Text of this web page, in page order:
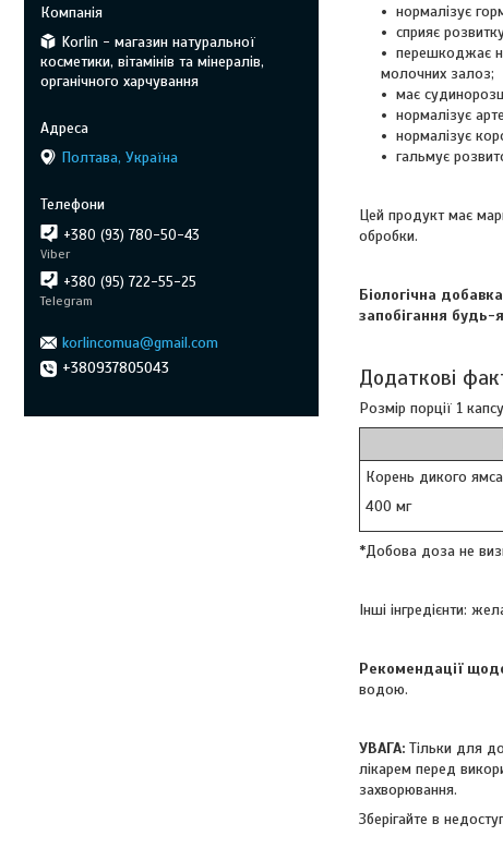
нормалізує
сприяє
перешкоджає
молочних залоз;
має
нормалізує
нормалізує
гальмує
Цей продукт має
обробки.
Біологічна
запобігання
Додаткові
Розмір порції 1
Корень дикого
400 мг
*Добова доза не
Інші інгредієнти:
Рекомендації
водою.
УВАГА: Тільки для
лікарем перед
захворювання.
Зберігайте в
Korlin - магазин натуральної
косметики, вітамінів та мінералів,
органічного харчування
Полтава, Україна
+380 (93) 780-50-43
Viber
+380 (95) 722-55-25
Telegram
korlincomua@gmail.com
+380937805043